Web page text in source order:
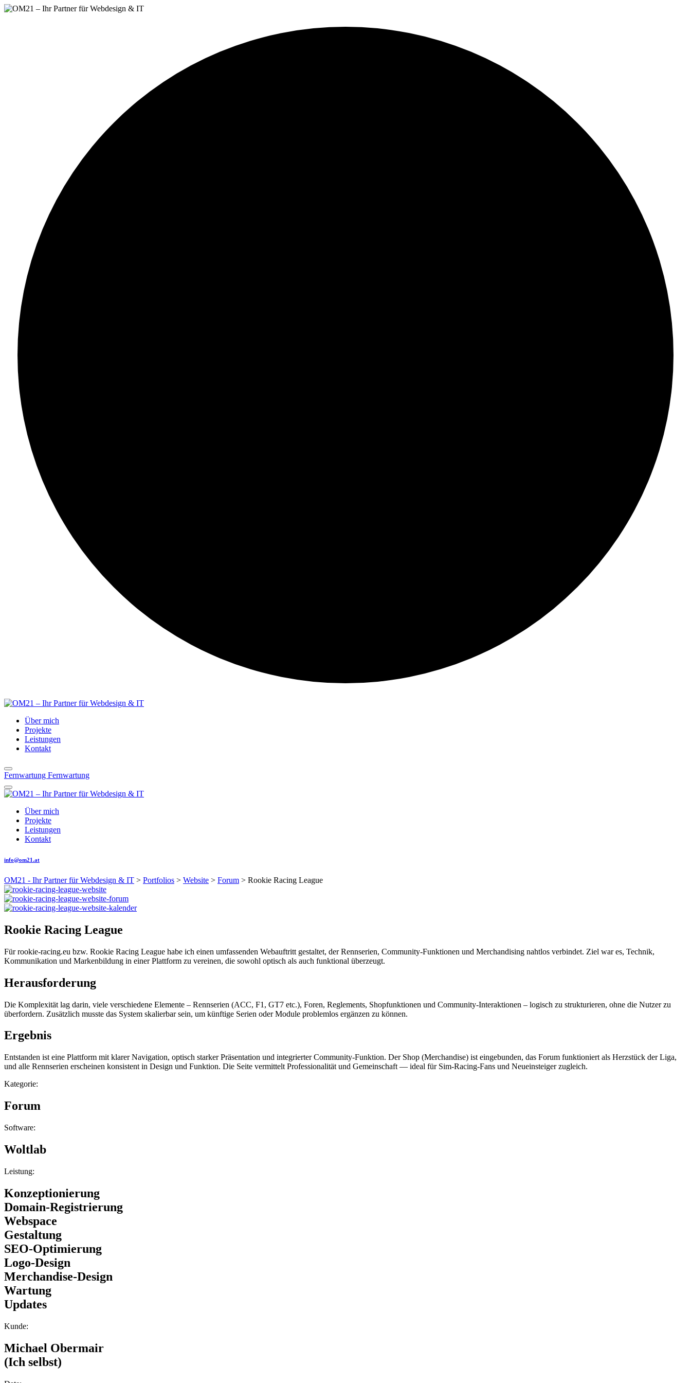
Über mich
Projekte
Leistungen
Kontakt
Fernwartung Fernwartung
Über mich
Projekte
Leistungen
Kontakt
info@om21.at
OM21 - Ihr Partner für Webdesign & IT > Portfolios > Website > Forum > Rookie Racing League
Rookie Racing League
Für rookie-racing.eu bzw. Rookie Racing League habe ich einen umfassenden Webauftritt gestaltet, der Rennserien, Community-Funktionen und Merchandising nahtlos verbindet. Ziel war es, Technik,
Kommunikation und Markenbildung in einer Plattform zu vereinen, die sowohl optisch als auch funktional überzeugt.
Herausforderung
Die Komplexität lag darin, viele verschiedene Elemente – Rennserien (ACC, F1, GT7 etc.), Foren, Reglements, Shopfunktionen und Community-Interaktionen – logisch zu strukturieren, ohne die Nutzer zu
überfordern. Zusätzlich musste das System skalierbar sein, um künftige Serien oder Module problemlos ergänzen zu können.
Ergebnis
Entstanden ist eine Plattform mit klarer Navigation, optisch starker Präsentation und integrierter Community-Funktion. Der Shop (Merchandise) ist eingebunden, das Forum funktioniert als Herzstück der Liga,
und alle Rennserien erscheinen konsistent in Design und Funktion. Die Seite vermittelt Professionalität und Gemeinschaft — ideal für Sim-Racing-Fans und Neueinsteiger zugleich.
Kategorie:
Forum
Software:
Woltlab
Leistung:
Konzeptionierung
Domain-Registrierung
Webspace
Gestaltung
SEO-Optimierung
Logo-Design
Merchandise-Design
Wartung
Updates
Kunde:
Michael Obermair
(Ich selbst)